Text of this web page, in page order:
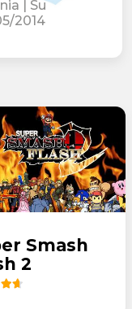
| Su
2014
Smash
2